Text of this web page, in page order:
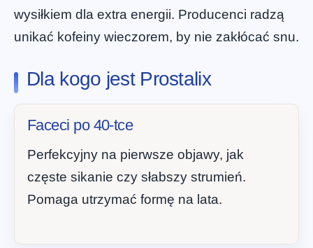
wysiłkiem dla extra energii. Producenci radzą
unikać kofeiny wieczorem, by nie zakłócać snu.
Dla kogo jest Prostalix
Faceci po 40-tce
Perfekcyjny na pierwsze objawy, jak
częste sikanie czy słabszy strumień.
Pomaga utrzymać formę na lata.